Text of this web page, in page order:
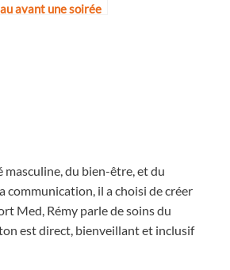
avant une soirée
du bien-être, et du
communication, il a choisi de créer
Med, Rémy parle de soins du
est direct, bienveillant et inclusif